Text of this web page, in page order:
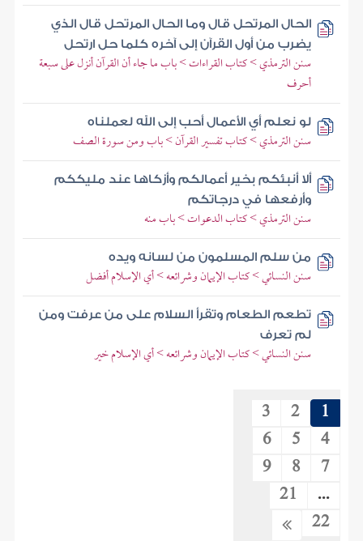
الحال المرتحل قال وما الحال المرتحل قال الذي
يضرب من أول القرآن إلى آخره كلما حل ارتحل
سنن الترمذي > كتاب القراءات > باب ما جاء أن القرآن أنزل على سبعة
أحرف
لو نعلم أي الأعمال أحب إلى الله لعملناه
سنن الترمذي > كتاب تفسير القرآن > باب ومن سورة الصف
ألا أنبئكم بخير أعمالكم وأزكاها عند مليككم
وأرفعها في درجاتكم
سنن الترمذي > كتاب الدعوات > باب منه
من سلم المسلمون من لسانه ويده
سنن النسائي > كتاب الإيمان وشرائعه > أي الإسلام أفضل
تطعم الطعام وتقرأ السلام على من عرفت ومن
لم تعرف
سنن النسائي > كتاب الإيمان وشرائعه > أي الإسلام خير
1
2
3
4
5
6
7
8
9
...
21
22